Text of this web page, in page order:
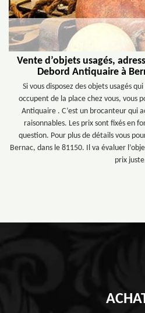
Vente d’objets usagés,
Debord Antiquaire à
Si vous disposez des objets usagés
occupent de la place chez vous, vous
Antiquaire . C’est un brocanteur qui
raisonnables. Les prix sont fixés en
question. Pour plus de détails vous
Bernac, dans le 81150. Il va évaluer
prix